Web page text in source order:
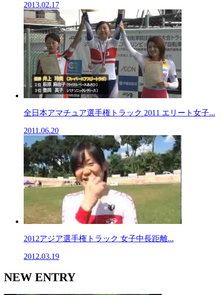
2013.02.17
全日本アマチュア選手権トラック 2011 エリート女子...
2011.06.20
2012アジア選手権トラック 女子中長距離...
2012.03.19
NEW ENTRY